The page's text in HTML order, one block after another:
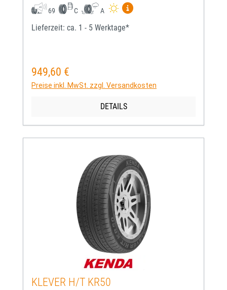
69 C A
Mehr Informationen zum
Lieferzeit: ca. 1 - 5 Werktage*
Regulärer Preis:
949,60 €
Preise inkl. MwSt. zzgl. Versandkosten
DETAILS
KLEVER H/T KR50